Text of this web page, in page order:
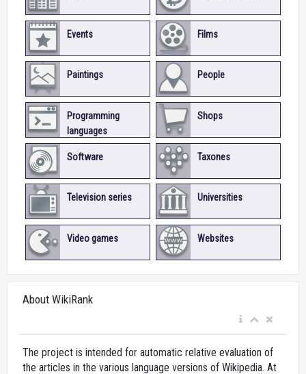
Events Films
Paintings People
Programming
languages
Shops
Software Taxones
Television series Universities
Video games Websites
About WikiRank
The project is intended for automatic relative evaluation of
the articles in the various language versions of Wikipedia. At